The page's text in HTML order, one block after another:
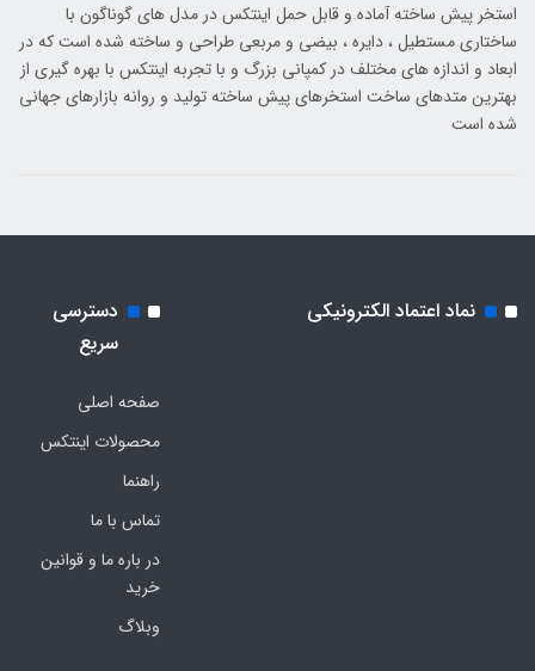
استخر پیش ساخته آماده و قابل حمل اینتکس در مدل های گوناگون با
ساختاری مستطیل ، دایره ، بیضی و مربعی طراحی و ساخته شده است که در
ابعاد و اندازه های مختلف در کمپانی بزرگ و با تجربه اینتکس با بهره گیری از
بهترین متدهای ساخت استخرهای پیش ساخته تولید و روانه بازارهای جهانی
شده است
نماد اعتماد الکترونیکی
دسترسی
سریع
صفحه اصلی
محصولات اینتکس
راهنما
تماس با ما
در باره ما و قوانین
خرید
وبلاگ